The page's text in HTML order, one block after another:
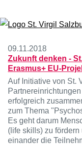
09.11.2018
Zukunft denken -
Erasmus+ EU-
Auf Initiative von St.
erfolgreich
zum Thema
Es geht darum
(life skills) zu
einander die